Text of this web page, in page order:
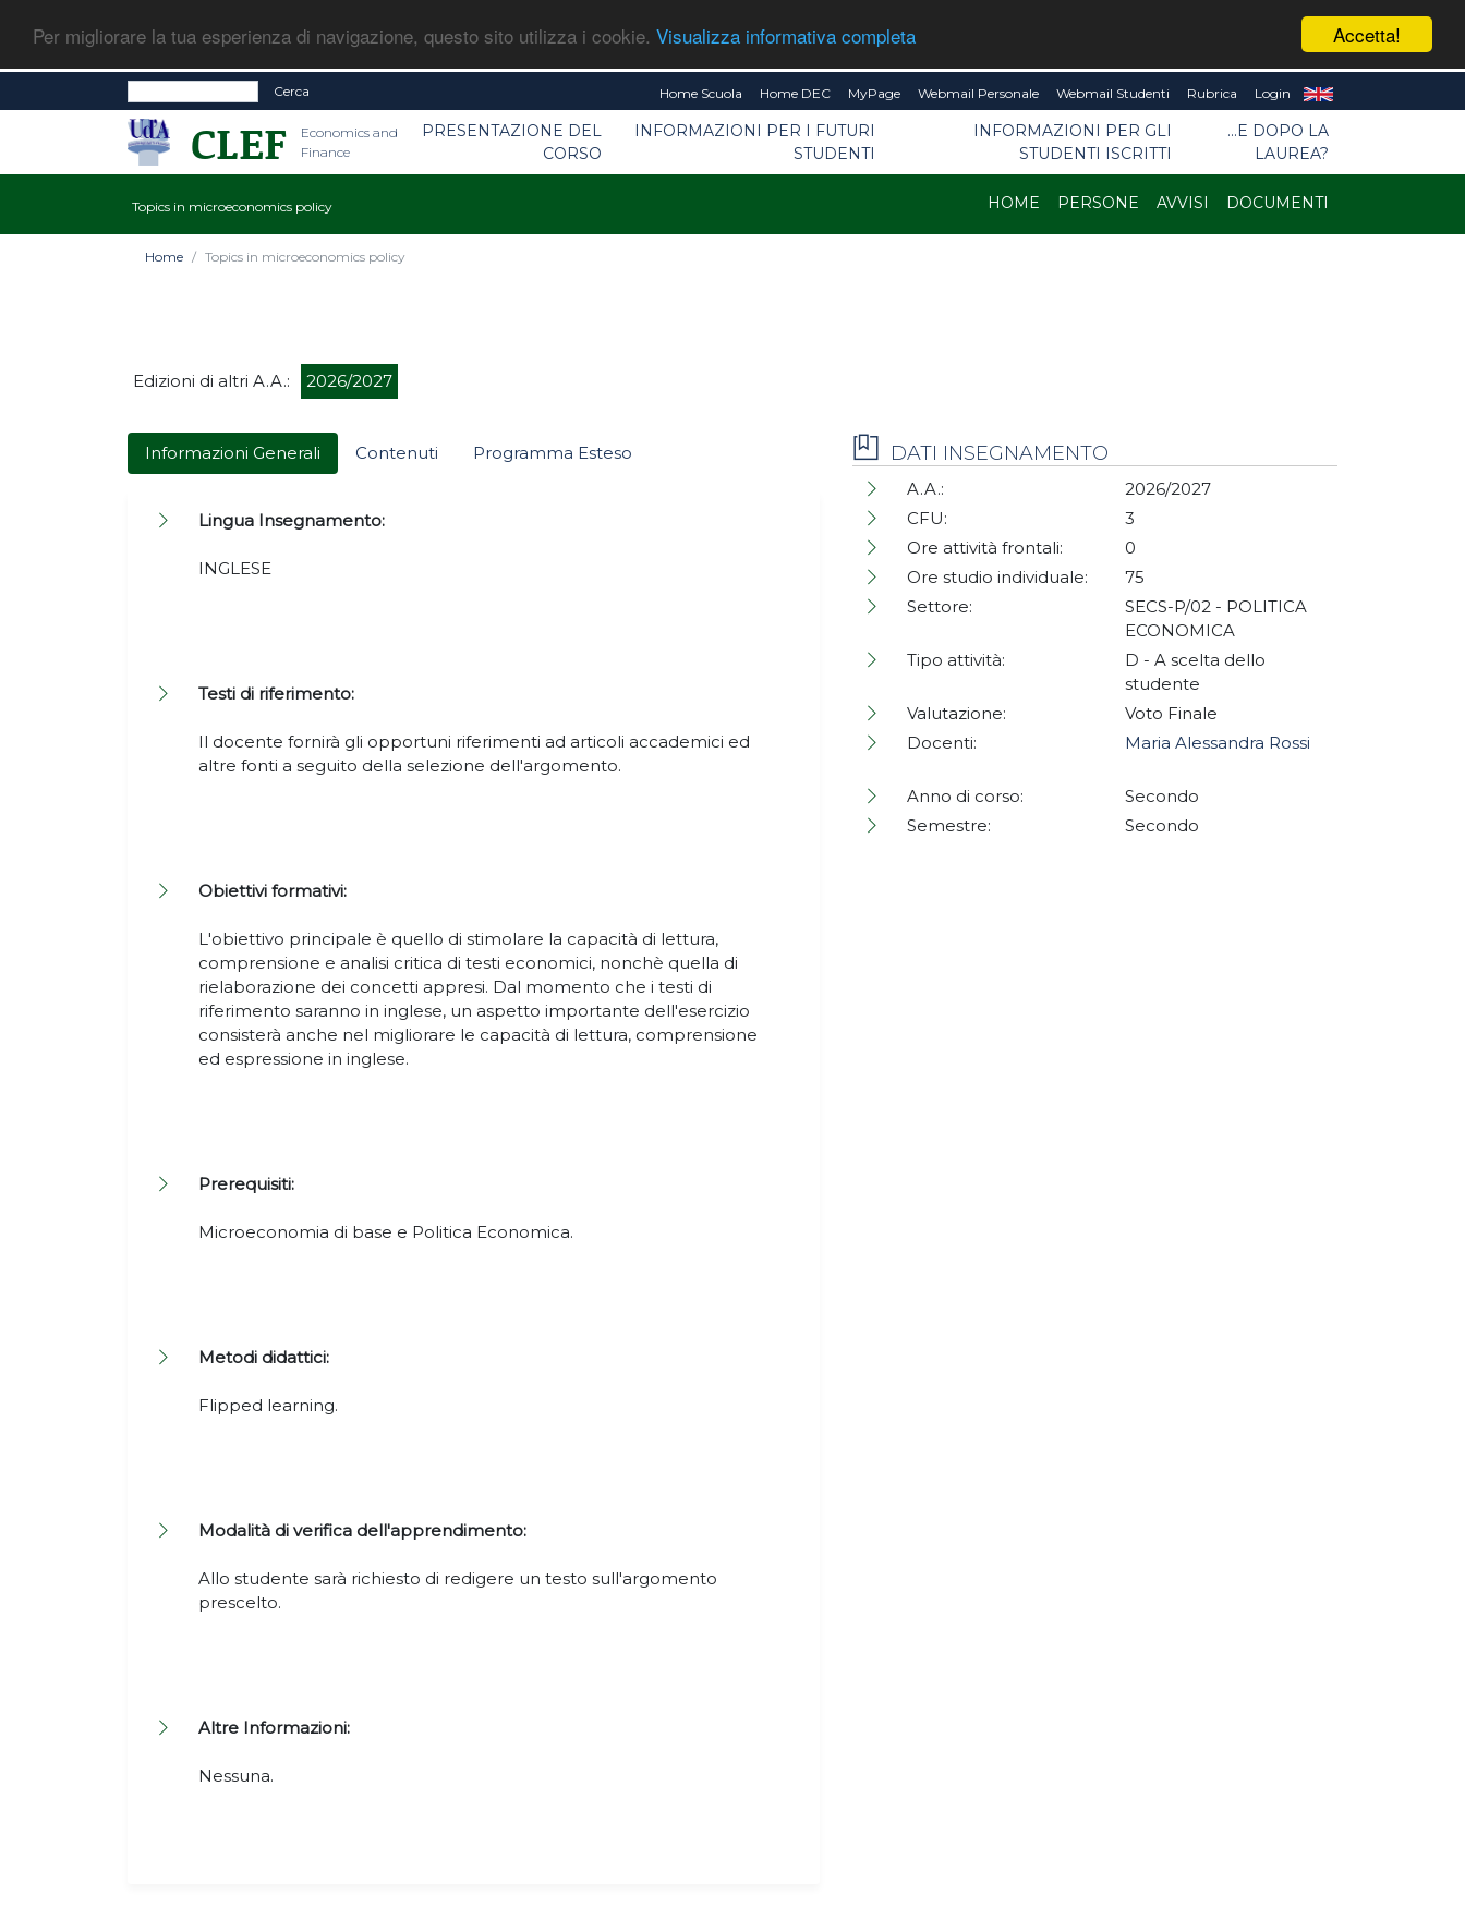
Accetta!
Per migliorare la tua esperienza di navigazione, questo sito utilizza i cookie. Visualizza informativa completa
Cerca Home Scuola Home DEC MyPage Webmail Personale Webmail Studenti Rubrica Login
Economics and
Finance
PRESENTAZIONE DEL
CORSO
INFORMAZIONI PER I FUTURI
STUDENTI
INFORMAZIONI PER GLI
STUDENTI ISCRITTI
...E DOPO LA
LAUREA?
Topics in microeconomics policy HOME PERSONE AVVISI DOCUMENTI
Home Topics in microeconomics policy
Edizioni di altri A.A.: 2026/2027
Informazioni Generali Contenuti Programma Esteso
Lingua Insegnamento:
INGLESE
Testi di riferimento:
Il docente fornirà gli opportuni riferimenti ad articoli accademici ed
altre fonti a seguito della selezione dell'argomento.
Obiettivi formativi:
L'obiettivo principale è quello di stimolare la capacità di lettura,
comprensione e analisi critica di testi economici, nonchè quella di
rielaborazione dei concetti appresi. Dal momento che i testi di
riferimento saranno in inglese, un aspetto importante dell'esercizio
consisterà anche nel migliorare le capacità di lettura, comprensione
ed espressione in inglese.
Prerequisiti:
Microeconomia di base e Politica Economica.
Metodi didattici:
Flipped learning.
Modalità di verifica dell'apprendimento:
Allo studente sarà richiesto di redigere un testo sull'argomento
prescelto.
Altre Informazioni:
Nessuna.
DATI INSEGNAMENTO
A.A.:
2026/2027
CFU:
3
Ore attività frontali:
0
Ore studio individuale:
75
Settore:
SECS-P/02 - POLITICA
ECONOMICA
Tipo attività:
D - A scelta dello
studente
Valutazione:
Voto Finale
Docenti:
Maria Alessandra Rossi
Anno di corso:
Secondo
Semestre:
Secondo